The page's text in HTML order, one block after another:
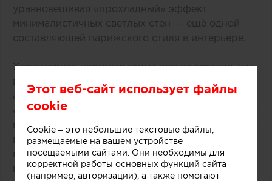
уравновешивая «‎прохладный» эффект
минималистичных светлых стен — ещё одной
составляющей парижского стиля в интерьере.
Характерная цветовая гамма всегда светлая, как
в стиле прованс, контрасты и яркие цветовые
акценты встречаются редко. Распространенные
«‎парижские» оттенки: белый, кремовый и кофе с
молоком. Такая цветовая схема хорошо работает
вместе с большими французскими окнами,
визуально наполняя пространство светом и
воздухом.
Этот веб-сайт использует файлы
cookie
Cookie – это небольшие текстовые файлы,
размещаемые на вашем устройстве
посещаемыми сайтами. Они необходимы для
корректной работы основных функций сайта
(например, авторизации), а также помогают